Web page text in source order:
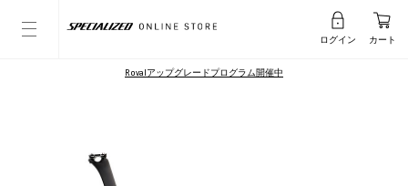
ログイン カート
Rovalアップグレードプログラム開催中